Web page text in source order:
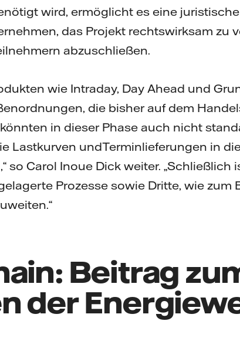
wird, ermöglicht es eine
das Projekt rechtswirksam zu
abzuschließen.
wie Intraday, Day Ahead und
die bisher auf dem
in dieser Phase auch nicht
Lastkurven undTerminlieferungen in
so Carol Inoue Dick weiter. „Schließlich
Prozesse sowie Dritte, wie zum
Beitrag
der